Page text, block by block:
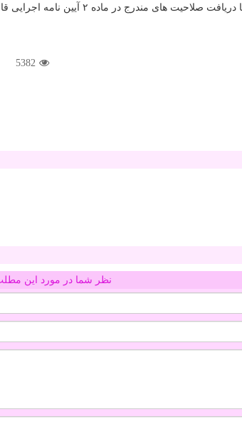
مد و لباس ایرانی اسلامی، مصوب، ۳۰/‏۱۰/‏۱۳۸۵، مجوز اجرا صادر می كند.
5382
نظر شما در مورد این